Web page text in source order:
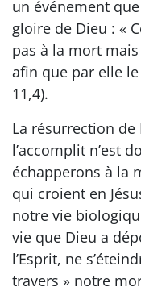
un événement
gloire de Dieu : «
pas à la mort
afin que par elle
11,4).
La résurrection de
l’accomplit n’est
échapperons à la
qui croient en
notre vie
vie que Dieu a
l’Esprit, ne
travers » notre